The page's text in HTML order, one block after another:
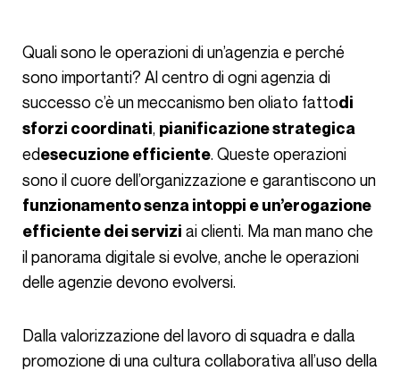
Quali sono le operazioni di un’agenzia e perché
sono importanti? Al centro di ogni agenzia di
successo c’è un meccanismo ben oliato fattodi
sforzi coordinati, pianificazione strategica
edesecuzione efficiente. Queste operazioni
sono il cuore dell’organizzazione e garantiscono un
funzionamento senza intoppi e un’erogazione
efficiente dei servizi ai clienti. Ma man mano che
il panorama digitale si evolve, anche le operazioni
delle agenzie devono evolversi.
Dalla valorizzazione del lavoro di squadra e dalla
promozione di una cultura collaborativa all’uso della